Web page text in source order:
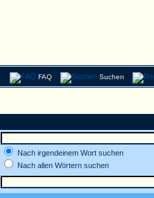
FAQ Suchen
Nach irgendeinem Wort suchen
Nach allen Wörtern suchen